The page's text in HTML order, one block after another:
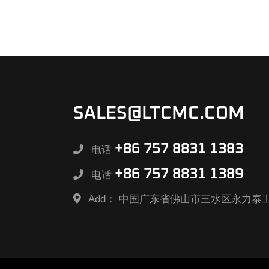
SALES@LTCMC.COM
电话 +86 757 8831 1383
电话 +86 757 8831 1389
Add： 中国广东省佛山市三水区永力泰